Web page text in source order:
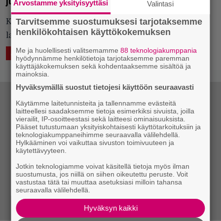
Kuopiolaisfestivaalin kotimaisten artistien kattaus
laajenee.
ASIAA ELÄVÄ MUSIIKKI 16.2.2018 10:23 Vesa Siltanen
Arvostamme yksityisyyttäsi Valintasi
Tarvitsemme suostumuksesi tarjotaksemme
henkilökohtaisen käyttökokemuksen
Me ja huolellisesti valitsemamme88 teknologiakumppania
hyödynnämme henkilötietoja tarjotaksemme paremman
käyttäjäkokemuksen sekä kohdentaaksemme sisältöä ja
mainoksia.
Hyväksymällä suostut tietojesi käyttöön seuraavasti
Käytämme laitetunnisteita ja tallennamme evästeitä
laitteellesi saadaksemme tietoja esimerkiksi sivuista, joilla
vierailit, IP-osoitteestasi sekä laitteesi ominaisuuksista.
Pääset tutustumaan yksityiskohtaisesti käyttötarkoituksiin ja
teknologiakumppaneihimme seuraavalla välilehdellä.
Hylkääminen voi vaikuttaa sivuston toimivuuteen ja
käytettävyyteen.
Jotkin teknologiamme voivat käsitellä tietoja myös ilman
suostumusta, jos niillä on siihen oikeutettu peruste. Voit
vastustaa tätä tai muuttaa asetuksiasi milloin tahansa
seuraavalla välilehdellä.
Hyväksyn kaikki